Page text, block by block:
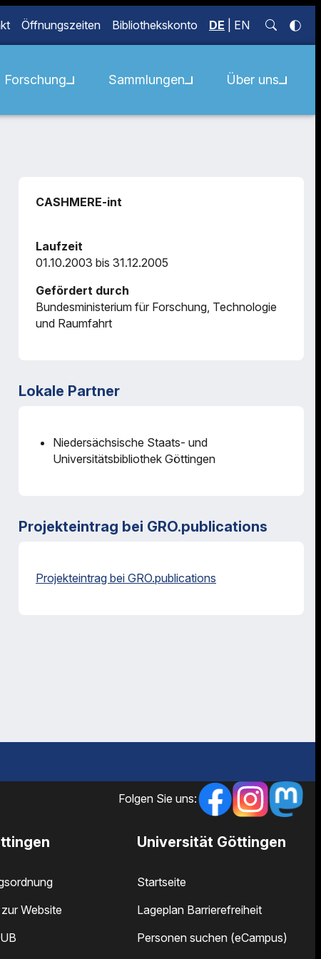
Öffnungszeiten Bibliothekskonto DE EN
Forschung Sammlungen Über uns
CASHMERE-int
Laufzeit
01.10.2003 bis 31.12.2005
Gefördert durch
Bundesministerium für Forschung, Technologie
und Raumfahrt
Lokale Partner
Niedersächsische Staats- und
Universitätsbibliothek Göttingen
Projekteintrag bei GRO.publications
Projekteintrag bei GRO.publications
Folgen Sie uns:
Website
Universität Göttingen
Startseite
Lageplan Barrierefreiheit
Personen suchen (eCampus)